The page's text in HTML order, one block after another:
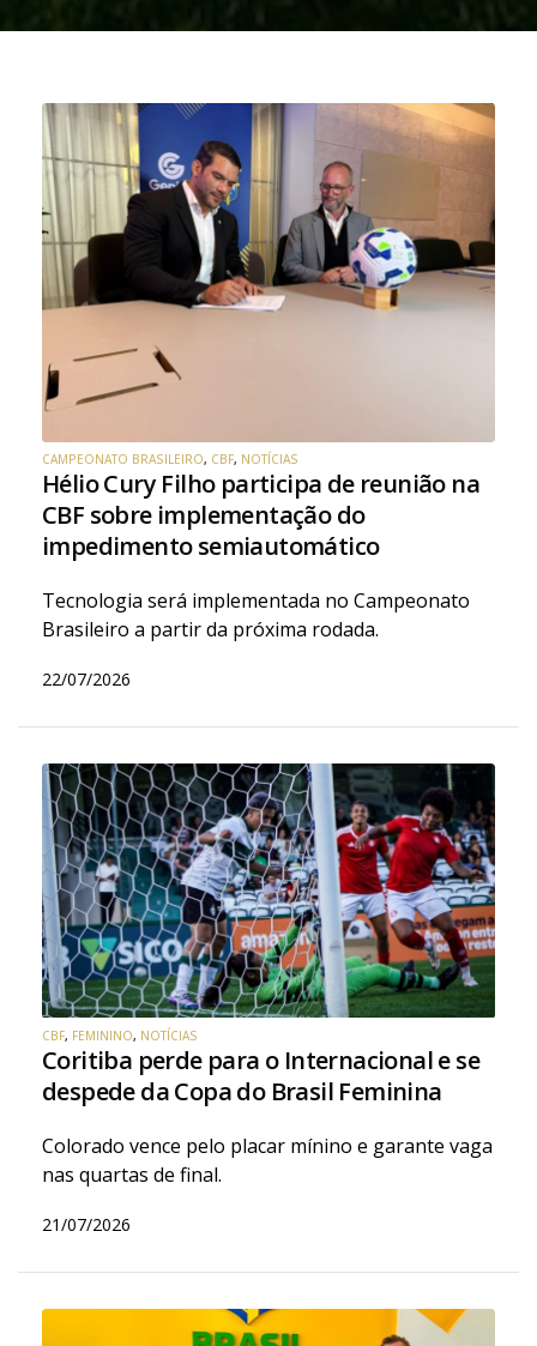
CAMPEONATO BRASILEIRO, CBF, NOTÍCIAS
Hélio Cury Filho participa de reunião na
CBF sobre implementação do
impedimento semiautomático
Tecnologia será implementada no Campeonato
Brasileiro a partir da próxima rodada.
22/07/2026
CBF, FEMININO, NOTÍCIAS
Coritiba perde para o Internacional e se
despede da Copa do Brasil Feminina
Colorado vence pelo placar mínino e garante vaga
nas quartas de final.
21/07/2026